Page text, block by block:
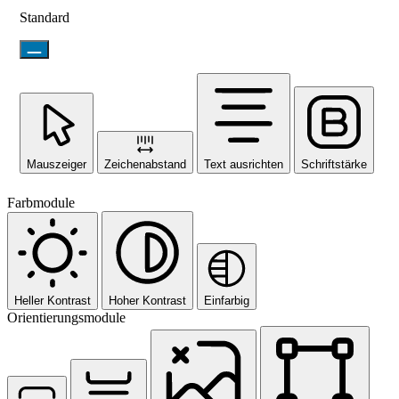
Standard
Mauszeiger Zeichenabstand Text ausrichten Schriftstärke
Farbmodule
Heller Kontrast Hoher Kontrast Einfarbig
Orientierungsmodule